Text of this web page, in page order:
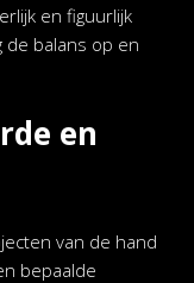
en figuurlijk
de balans op en
en
van de hand
bepaalde